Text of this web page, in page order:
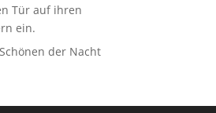
Tür auf ihren
ein.
der Nacht